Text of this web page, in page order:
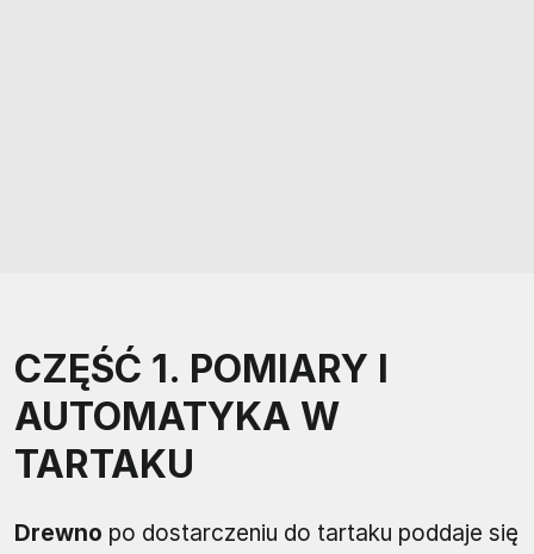
CZĘŚĆ 1. POMIARY I
AUTOMATYKA W
TARTAKU
Drewno po dostarczeniu do tartaku poddaje się